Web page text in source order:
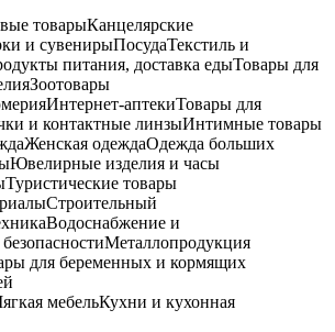
товарыКанцелярские
и сувенирыПосудаТекстиль и
питания, доставка едыТовары для
Зоотовары
Интернет-аптекиТовары для
и контактные линзыИнтимные товары
Женская одеждаОдежда больших
Ювелирные изделия и часы
Туристические товары
Строительный
Водоснабжение и
Металлопродукция
для беременных и кормящих
мебельКухни и кухонная